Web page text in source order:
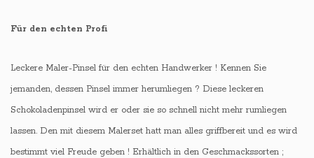
Für den echten Profi
Leckere Maler-Pinsel für den echten Handwerker ! Kennen Sie
jemanden, dessen Pinsel immer herumliegen ? Diese leckeren
Schokoladenpinsel wird er oder sie so schnell nicht mehr rumliegen
lassen. Den mit diesem Malerset hatt man alles griffbereit und es wird
bestimmt viel Freude geben ! Erhältlich in den Geschmackssorten ;